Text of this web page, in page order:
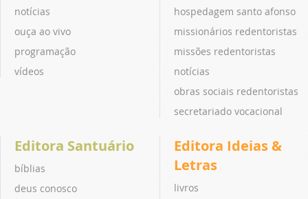
notícias
ouça ao vivo
programação
vídeos
hospedagem santo afonso
missionários redentoristas
missões redentoristas
notícias
obras sociais redentoristas
secretariado vocacional
Editora Santuário
bíblias
deus conosco
Editora Ideias &
Letras
livros